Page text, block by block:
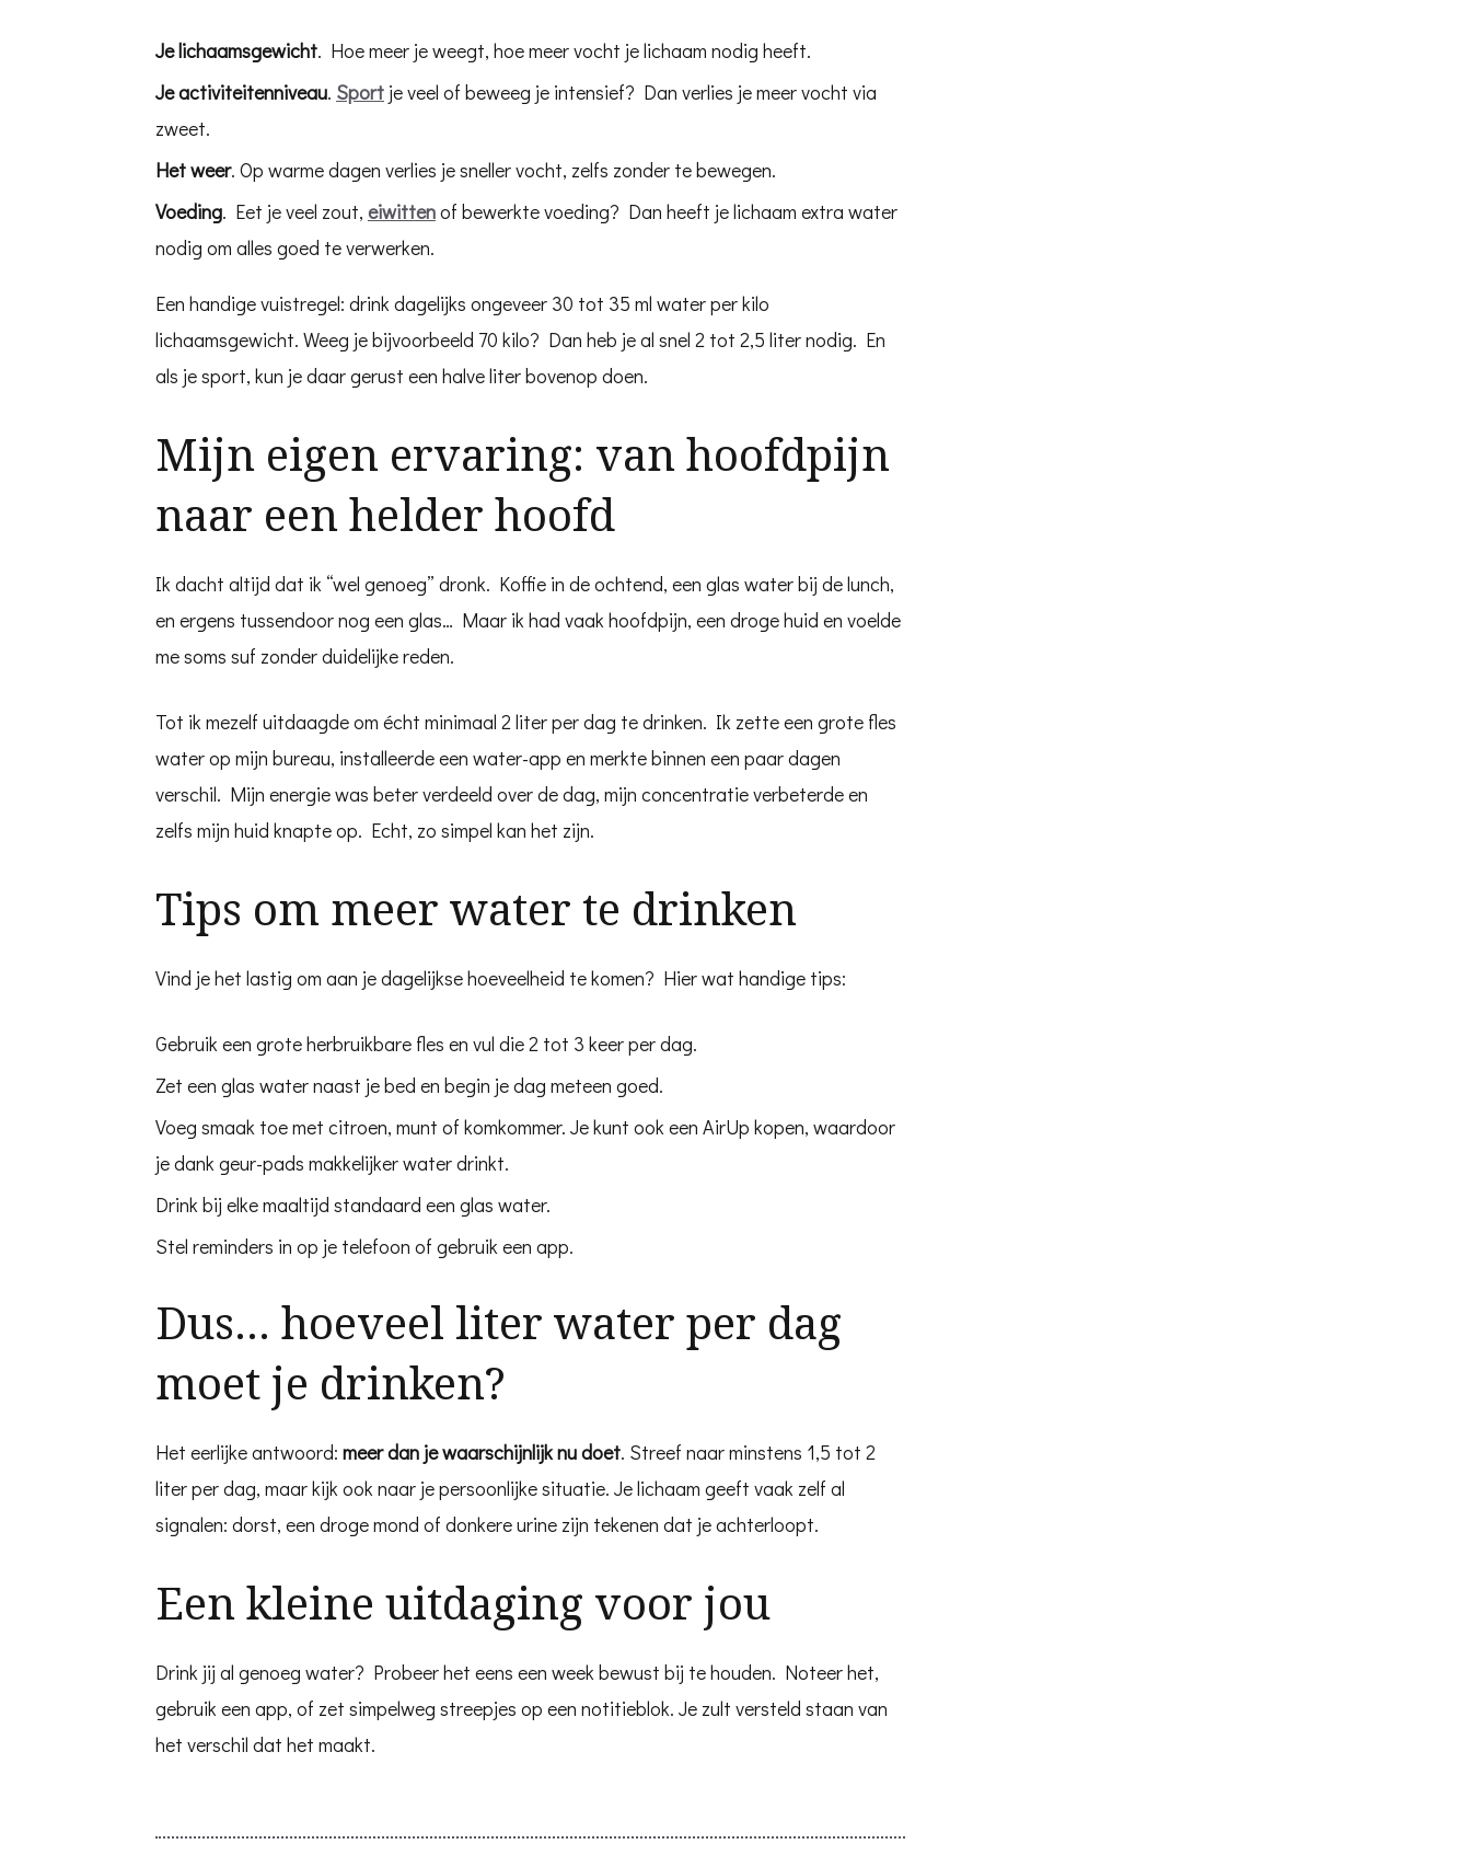
Je lichaamsgewicht. Hoe meer je weegt, hoe meer vocht je lichaam nodig heeft.
Je activiteitenniveau. Sport je veel of beweeg je intensief? Dan verlies je meer vocht via
zweet.
Het weer. Op warme dagen verlies je sneller vocht, zelfs zonder te bewegen.
Voeding. Eet je veel zout, eiwittenof bewerkte voeding? Dan heeft je lichaam extra water
nodig om alles goed te verwerken.
Een handige vuistregel: drink dagelijks ongeveer 30 tot 35 ml water per kilo
lichaamsgewicht. Weeg je bijvoorbeeld 70 kilo? Dan heb je al snel 2 tot 2,5 liter nodig. En
als je sport, kun je daar gerust een halve liter bovenop doen.
Mijn eigen ervaring: van hoofdpijn
naar een helder hoofd
Ik dacht altijd dat ik “wel genoeg” dronk. Koffie in de ochtend, een glas water bij de lunch,
en ergens tussendoor nog een glas… Maar ik had vaak hoofdpijn, een droge huid en voelde
me soms suf zonder duidelijke reden.
Tot ik mezelf uitdaagde om écht minimaal 2 liter per dag te drinken. Ik zette een grote fles
water op mijn bureau, installeerde een water-app en merkte binnen een paar dagen
verschil. Mijn energie was beter verdeeld over de dag, mijn concentratie verbeterde en
zelfs mijn huid knapte op. Echt, zo simpel kan het zijn.
Tips om meer water te drinken
Vind je het lastig om aan je dagelijkse hoeveelheid te komen? Hier wat handige tips:
Gebruik een grote herbruikbare fles en vul die 2 tot 3 keer per dag.
Zet een glas water naast je bed en begin je dag meteen goed.
Voeg smaak toe met citroen, munt of komkommer. Je kunt ook een AirUp kopen, waardoor
je dank geur-pads makkelijker water drinkt.
Drink bij elke maaltijd standaard een glas water.
Stel reminders in op je telefoon of gebruik een app.
Dus… hoeveel liter water per dag
moet je drinken?
Het eerlijke antwoord: meer dan je waarschijnlijk nu doet. Streef naar minstens 1,5 tot 2
liter per dag, maar kijk ook naar je persoonlijke situatie. Je lichaam geeft vaak zelf al
signalen: dorst, een droge mond of donkere urine zijn tekenen dat je achterloopt.
Een kleine uitdaging voor jou
Drink jij al genoeg water? Probeer het eens een week bewust bij te houden. Noteer het,
gebruik een app, of zet simpelweg streepjes op een notitieblok. Je zult versteld staan van
het verschil dat het maakt.